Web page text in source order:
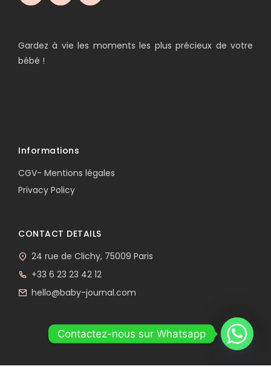
Gardez à vie les moments les plus précieux de votre
bébé !
Informations
CGV- Mentions légales
Privacy Policy
CONTACT DETAILS
24 rue de Clichy, 75009 Paris
+33 6 23 23 42 12
hello@baby-journal.com
Contactez-nous sur Whatsapp